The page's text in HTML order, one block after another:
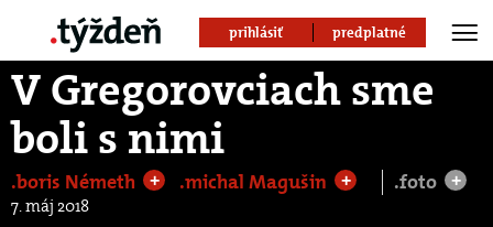
prihlásiť predplatné
V Gregorovciach sme
boli s nimi
.boris Németh + .michal Magušin + .foto +
7. máj 2018